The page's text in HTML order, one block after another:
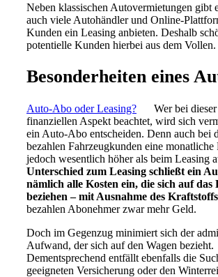
Neben klassischen Autovermietungen gibt
auch viele Autohändler und Online-
Kunden ein Leasing anbieten. Deshalb
potentielle Kunden hierbei aus dem Vollen.
Besonderheiten eines
Auto-Abo oder Leasing?
Wer bei
finanziellen Aspekt beachtet, wird sich
ein Auto-Abo entscheiden. Denn auch bei
bezahlen Fahrzeugkunden eine monatliche
jedoch wesentlich höher als beim Leasing
Unterschied zum Leasing schließt ein
nämlich alle Kosten ein, die sich auf das
beziehen – mit Ausnahme des Kraftstoffs
bezahlen Abonehmer zwar mehr Geld.
Doch im Gegenzug minimiert sich der
Aufwand, der sich auf den Wagen bezieht.
Dementsprechend entfällt ebenfalls die
geeigneten Versicherung oder den